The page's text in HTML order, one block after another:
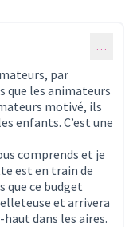
…
par
que les animateurs
motivé, ils
enfants. C’est une
comprends et je
est en train de
que ce budget
et arrivera
dans les aires.